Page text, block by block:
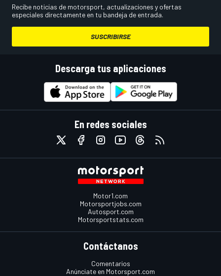
Recibe noticias de motorsport, actualizaciones y ofertas
especiales directamente en tu bandeja de entrada.
SUSCRIBIRSE
Descarga tus aplicaciones
En redes sociales
Motor1.com
Motorsportjobs.com
Autosport.com
Motorsportstats.com
Contáctanos
Comentarios
Anúnciate en Motorsport.com